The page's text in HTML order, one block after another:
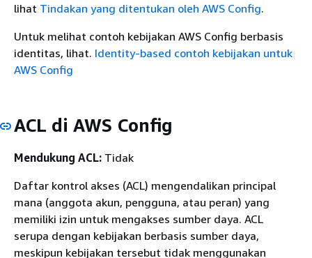
lihat Tindakan yang ditentukan oleh AWS Config.
Untuk melihat contoh kebijakan AWS Config berbasis
identitas, lihat. Identity-based contoh kebijakan untuk
AWS Config
ACL di AWS Config
Mendukung ACL: Tidak
Daftar kontrol akses (ACL) mengendalikan principal
mana (anggota akun, pengguna, atau peran) yang
memiliki izin untuk mengakses sumber daya. ACL
serupa dengan kebijakan berbasis sumber daya,
meskipun kebijakan tersebut tidak menggunakan